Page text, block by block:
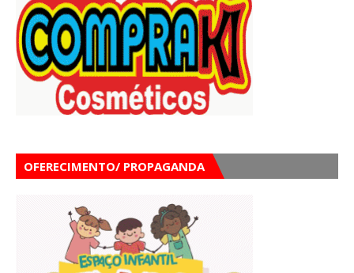
OFERECIMENTO/ PROPAGANDA